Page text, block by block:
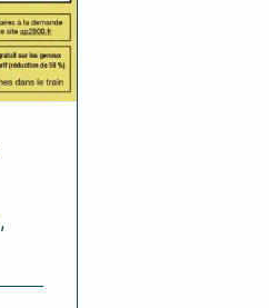
,